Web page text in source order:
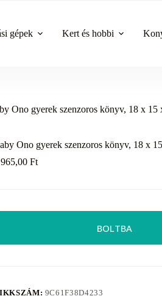
gépek Kert és hobbi
Ono gyerek szenzoros könyv, 18 x 15
Ono gyerek szenzoros könyv, 18 x
Ft
BOLTBA
9C61F38D4233